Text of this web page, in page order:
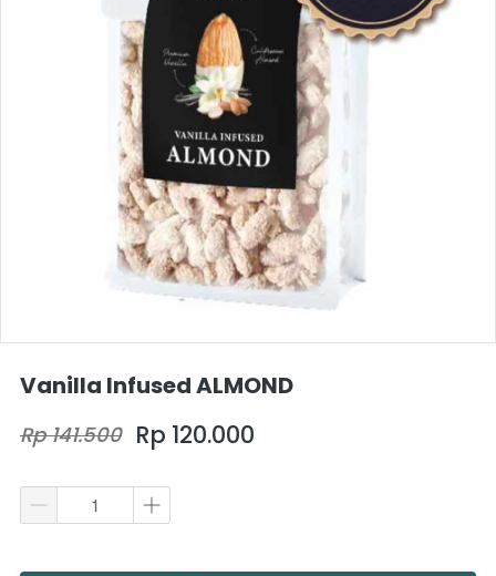
Vanilla Infused ALMOND
Rp 141.500 Rp 120.000